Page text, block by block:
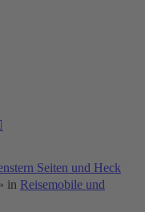
Seiten und Heck
in Reisemobile und